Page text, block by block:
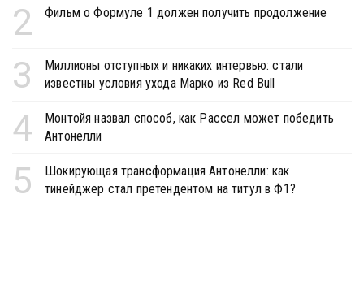
2 Фильм о Формуле 1 должен получить продолжение
3
Миллионы отступных и никаких интервью: стали
известны условия ухода Марко из Red Bull
4
Монтойя назвал способ, как Рассел может победить
Антонелли
5
Шокирующая трансформация Антонелли: как
тинейджер стал претендентом на титул в Ф1?